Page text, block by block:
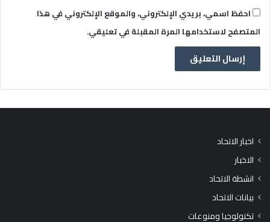
احفظ اسمي، بريدي الإلكتروني، والموقع الإلكتروني في هذا
المتصفح لاستخدامها المرة المقبلة في تعليقي.
اخبار الاتحاد
الاخبار
انشطة الاتحاد
بيانات الاتحاد
تكنولوجيا ومنوعات